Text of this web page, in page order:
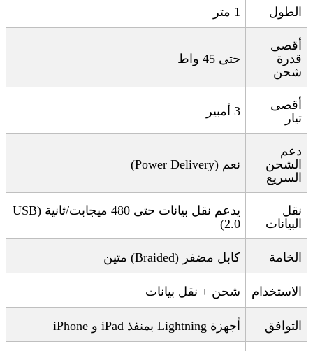
الطول 1 متر
أقصى
قدرة
شحن
حتى 45 واط
أقصى
تيار
3 أمبير
دعم
الشحن
السريع
نعم (Power Delivery)
نقل
البيانات
يدعم نقل بيانات حتى 480 ميجابت/ثانية
(USB
2.0)
الخامة كابل مضفر (Braided) متين
الاستخدام شحن + نقل بيانات
التوافق أجهزة و iPad بمنفذ Lightning